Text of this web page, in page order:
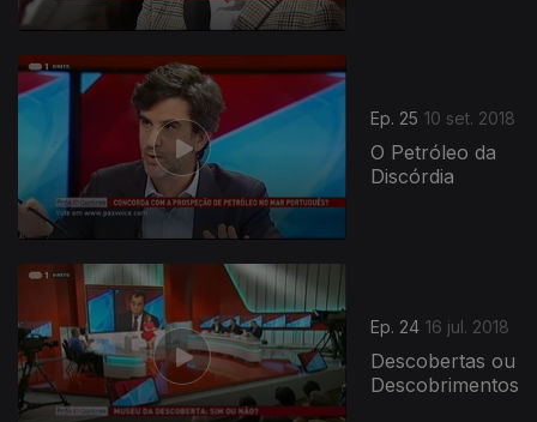
Ep. 25 10 set. 2018
O Petróleo da
Discórdia
Ep. 24 16 jul. 2018
Descobertas ou
Descobrimentos